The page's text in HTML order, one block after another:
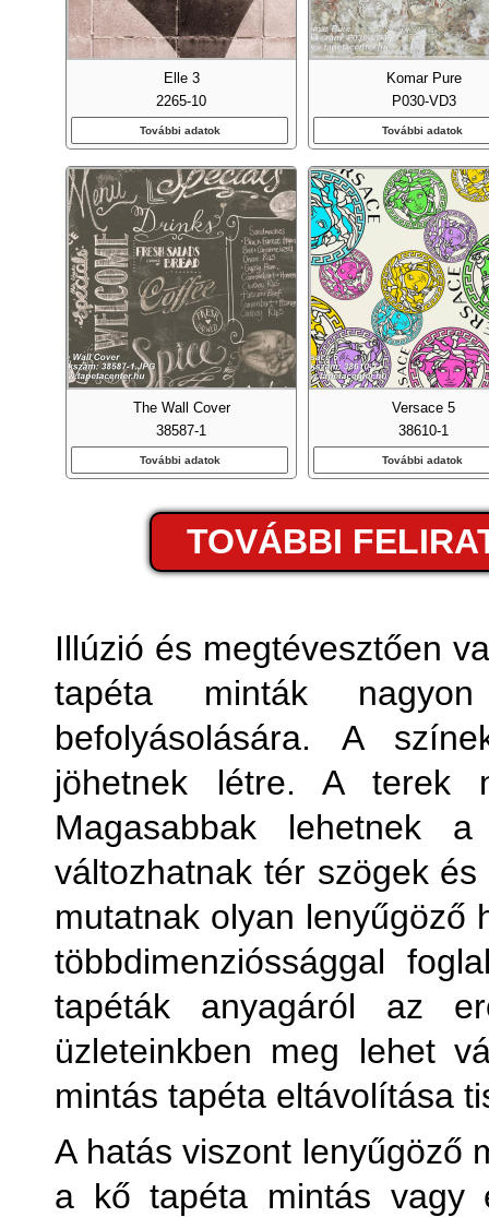
Fa
Elle 3
2265-10
További adatok
Komar Pure
P030-VD3
További adatok
The Wall Cover
38587-1
További adatok
Versace 5
38610-1
További adatok
TOVÁBBI
Illúzió és megtévesztően
tapéta minták
befolyásolására. A
jöhetnek létre. A terek
Magasabbak lehetnek
változhatnak tér szögek
mutatnak olyan lenyűgöző
többdimenzióssággal
tapéták anyagáról az
üzleteinkben meg lehet
mintás tapéta eltávolítása
A hatás viszont lenyűgöző
a kő tapéta mintás vagy